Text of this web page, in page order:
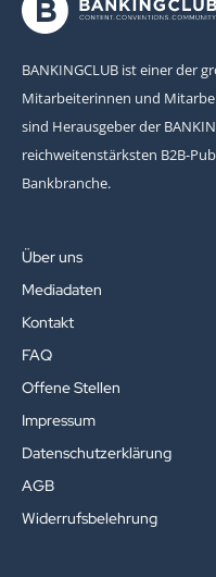
BANKINGCLUB ist einer der
Mitarbeiterinnen und
sind Herausgeber der
reichweitenstärksten B2B-
Bankbranche.
Über uns
Mediadaten
Kontakt
FAQ
Offene Stellen
Impressum
Datenschutzerklärung
AGB
Widerrufsbelehrung